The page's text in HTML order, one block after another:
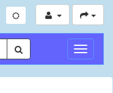
切
換
導